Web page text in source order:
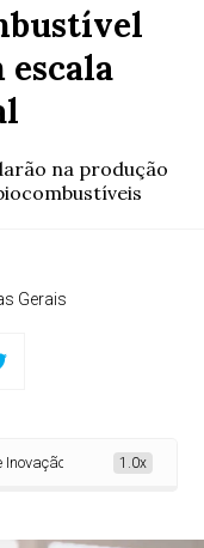
escala
na produção
Gerais
pioneiro em pesquisas
1.0x